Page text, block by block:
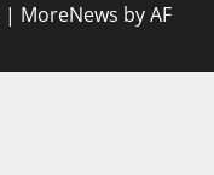
| MoreNews by AF